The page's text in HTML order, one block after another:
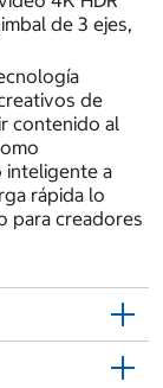
de 3 ejes,
de
contenido al
inteligente a
rápida lo
para creadores